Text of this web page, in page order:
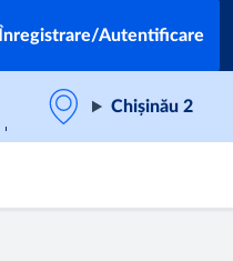
Înregistrare/Autentificare
Chișinău 2